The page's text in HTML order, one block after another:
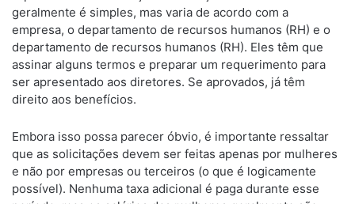
geralmente é simples, mas varia de acordo com a
empresa, o departamento de recursos humanos (RH) e o
departamento de recursos humanos (RH). Eles têm que
assinar alguns termos e preparar um requerimento para
ser apresentado aos diretores. Se aprovados, já têm
direito aos benefícios.
Embora isso possa parecer óbvio, é importante ressaltar
que as solicitações devem ser feitas apenas por mulheres
e não por empresas ou terceiros (o que é logicamente
possível). Nenhuma taxa adicional é paga durante esse